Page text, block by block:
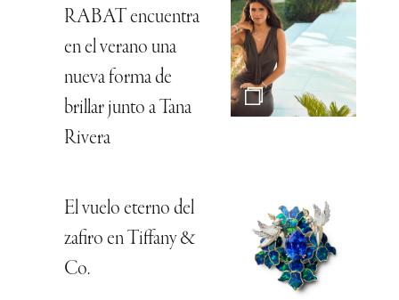
RABAT encuentra
en el verano una
nueva forma de
brillar junto a Tana
Rivera
El vuelo eterno del
zafiro en Tiffany &
Co.